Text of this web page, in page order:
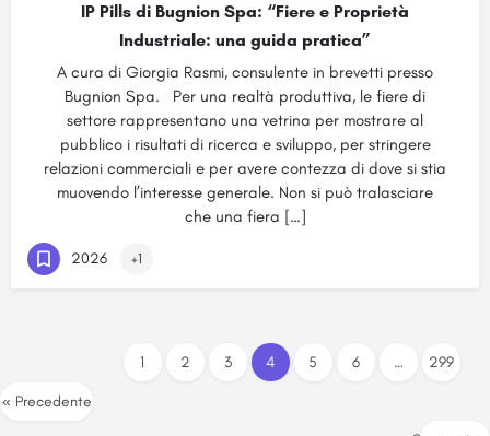
IP Pills di Bugnion Spa: “Fiere e Proprietà
Industriale: una guida pratica”
A cura di Giorgia Rasmi, consulente in brevetti presso
Bugnion Spa. Per una realtà produttiva, le fiere di
settore rappresentano una vetrina per mostrare al
pubblico i risultati di ricerca e sviluppo, per stringere
relazioni commerciali e per avere contezza di dove si stia
muovendo l’interesse generale. Non si può tralasciare
che una fiera […]
2026 +1
« Precedente
1 2 3 4 5 6 … 299